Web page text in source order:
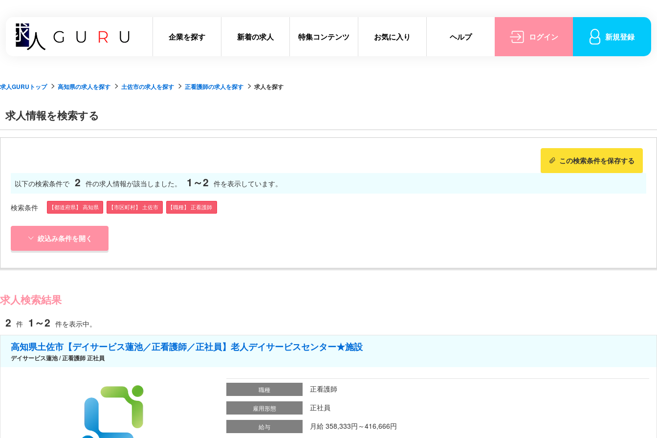
企業を探す 新着の求人 特集コンテンツ お気に入り ヘルプ ログイン 新規登録
求人GURUトップ 高知県の求人を探す 土佐市の求人を探す 正看護師の求人を探す 求人を探す
求人情報を検索する
この検索条件を保存する
以下の検索条件で 2 件の求人情報が該当しました。 1～2 件を表示しています。
検索条件 【都道府県】 高知県 【市区町村】 土佐市 【職種】 正看護師
絞込み条件を開く
求人検索結果
2 件 1～2 件を表示中。
高知県土佐市【デイサービス蓮池／正看護師／正社員】老人デイサービスセンター★施設
デイサービス蓮池 / 正看護師 正社員
職種 正看護師
雇用形態 正社員
給与 月給 358,333円～416,666円